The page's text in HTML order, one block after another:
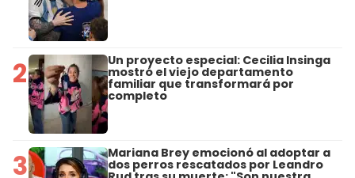
2 Un proyecto especial: Cecilia Insinga
mostró el viejo departamento
familiar que transformará por
completo
3 Mariana Brey emocionó al adoptar a
dos perros rescatados por Leandro